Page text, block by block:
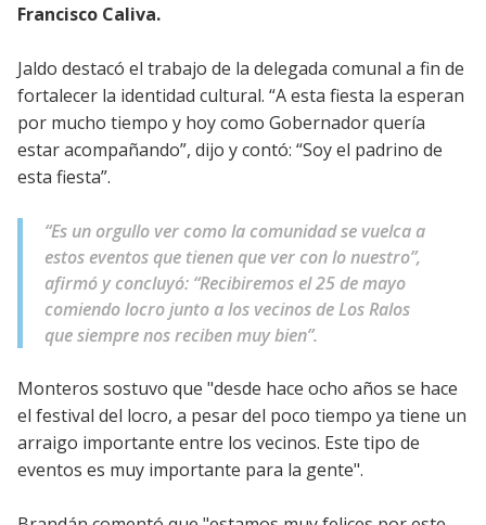
Francisco Caliva.
Jaldo destacó el trabajo de la delegada comunal a fin de
fortalecer la identidad cultural. “A esta fiesta la esperan
por mucho tiempo y hoy como Gobernador quería
estar acompañando”, dijo y contó: “Soy el padrino de
esta fiesta”.
“Es un orgullo ver como la comunidad se vuelca a
estos eventos que tienen que ver con lo nuestro”,
afirmó y concluyó: “Recibiremos el 25 de mayo
comiendo locro junto a los vecinos de Los Ralos
que siempre nos reciben muy bien”.
Monteros sostuvo que "desde hace ocho años se hace
el festival del locro, a pesar del poco tiempo ya tiene un
arraigo importante entre los vecinos. Este tipo de
eventos es muy importante para la gente".